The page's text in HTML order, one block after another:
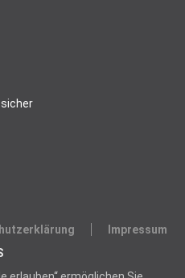
Impressum